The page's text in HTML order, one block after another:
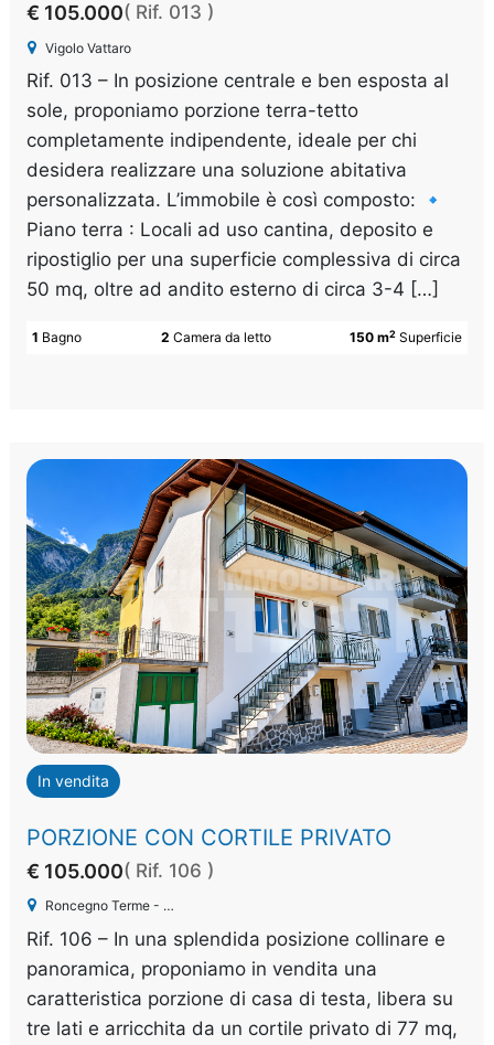
€ 105.000( Rif. 013 )
Vigolo Vattaro
Rif. 013 – In posizione centrale e ben esposta al
sole, proponiamo porzione terra-tetto
completamente indipendente, ideale per chi
desidera realizzare una soluzione abitativa
personalizzata. L’immobile è così composto: 🔹
Piano terra : Locali ad uso cantina, deposito e
ripostiglio per una superficie complessiva di circa
50 mq, oltre ad andito esterno di circa 3-4 […]
150 m2 Superficie
2 Camera da letto
1 Bagno
In vendita
PORZIONE CON CORTILE PRIVATO
€ 105.000( Rif. 106 )
Roncegno Terme - Marter
Rif. 106 – In una splendida posizione collinare e
panoramica, proponiamo in vendita una
caratteristica porzione di casa di testa, libera su
tre lati e arricchita da un cortile privato di 77 mq,